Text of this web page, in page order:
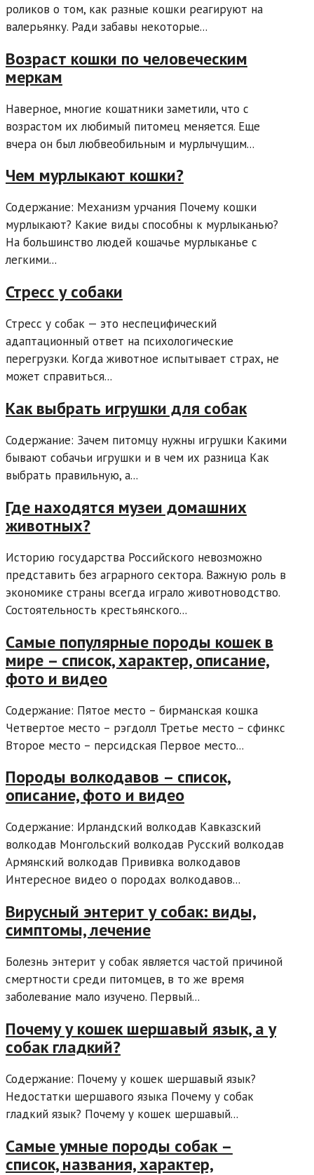
роликов о том, как разные кошки реагируют на
валерьянку. Ради забавы некоторые...
Возраст кошки по человеческим
меркам
Наверное, многие кошатники заметили, что с
возрастом их любимый питомец меняется. Еще
вчера он был любвеобильным и мурлычущим...
Чем мурлыкают кошки?
Содержание: Механизм урчания Почему кошки
мурлыкают? Какие виды способны к мурлыканью?
На большинство людей кошачье мурлыканье с
легкими...
Стресс у собаки
Стресс у собак — это неспецифический
адаптационный ответ на психологические
перегрузки. Когда животное испытывает страх, не
может справиться...
Как выбрать игрушки для собак
Содержание: Зачем питомцу нужны игрушки Какими
бывают собачьи игрушки и в чем их разница Как
выбрать правильную, а...
Где находятся музеи домашних
животных?
Историю государства Российского невозможно
представить без аграрного сектора. Важную роль в
экономике страны всегда играло животноводство.
Состоятельность крестьянского...
Самые популярные породы кошек в
мире – список, характер, описание,
фото и видео
Содержание: Пятое место – бирманская кошка
Четвертое место – рэгдолл Третье место – сфинкс
Второе место – персидская Первое место...
Породы волкодавов – список,
описание, фото и видео
Содержание: Ирландский волкодав Кавказский
волкодав Монгольский волкодав Русский волкодав
Армянский волкодав Прививка волкодавов
Интересное видео о породах волкодавов...
Вирусный энтерит у собак: виды,
симптомы, лечение
Болезнь энтерит у собак является частой причиной
смертности среди питомцев, в то же время
заболевание мало изучено. Первый...
Почему у кошек шершавый язык, а у
собак гладкий?
Содержание: Почему у кошек шершавый язык?
Недостатки шершавого языка Почему у собак
гладкий язык? Почему у кошек шершавый...
Самые умные породы собак –
список, названия, характер,